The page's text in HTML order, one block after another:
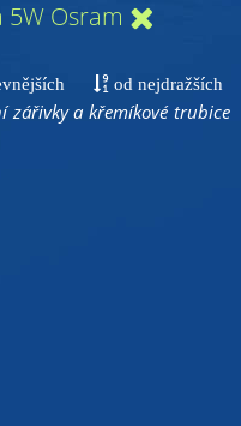
Osram
od nejdražších
zářivky a křemíkové trubice